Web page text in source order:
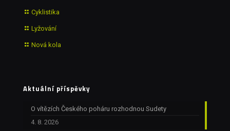
Cyklistika
Lyžování
Nová kola
Aktuální příspěvky
O vítězích Českého poháru rozhodnou Sudety
4. 8. 2026